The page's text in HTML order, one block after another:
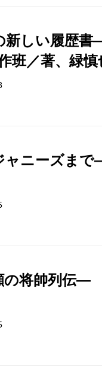
新しい履歴書
班／著、緑慎
ャニーズま
の将帥列伝―